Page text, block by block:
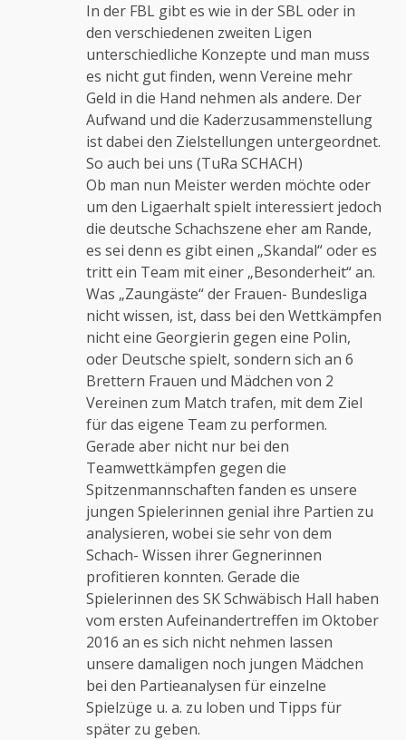
In der FBL gibt es wie in der SBL oder in
den verschiedenen zweiten Ligen
unterschiedliche Konzepte und man muss
es nicht gut finden, wenn Vereine mehr
Geld in die Hand nehmen als andere. Der
Aufwand und die Kaderzusammenstellung
ist dabei den Zielstellungen untergeordnet.
So auch bei uns (TuRa SCHACH)
Ob man nun Meister werden möchte oder
um den Ligaerhalt spielt interessiert jedoch
die deutsche Schachszene eher am Rande,
es sei denn es gibt einen „Skandal“ oder es
tritt ein Team mit einer „Besonderheit“ an.
Was „Zaungäste“ der Frauen- Bundesliga
nicht wissen, ist, dass bei den Wettkämpfen
nicht eine Georgierin gegen eine Polin,
oder Deutsche spielt, sondern sich an 6
Brettern Frauen und Mädchen von 2
Vereinen zum Match trafen, mit dem Ziel
für das eigene Team zu performen.
Gerade aber nicht nur bei den
Teamwettkämpfen gegen die
Spitzenmannschaften fanden es unsere
jungen Spielerinnen genial ihre Partien zu
analysieren, wobei sie sehr von dem
Schach- Wissen ihrer Gegnerinnen
profitieren konnten. Gerade die
Spielerinnen des SK Schwäbisch Hall haben
vom ersten Aufeinandertreffen im Oktober
2016 an es sich nicht nehmen lassen
unsere damaligen noch jungen Mädchen
bei den Partieanalysen für einzelne
Spielzüge u. a. zu loben und Tipps für
später zu geben.